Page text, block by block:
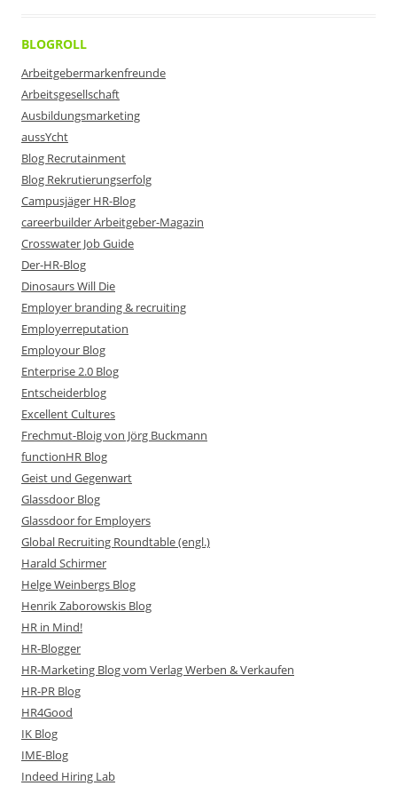
BLOGROLL
Arbeitgebermarkenfreunde
Arbeitsgesellschaft
Ausbildungsmarketing
aussYcht
Blog Recrutainment
Blog Rekrutierungserfolg
Campusjäger HR-Blog
careerbuilder Arbeitgeber-Magazin
Crosswater Job Guide
Der-HR-Blog
Dinosaurs Will Die
Employer branding & recruiting
Employerreputation
Employour Blog
Enterprise 2.0 Blog
Entscheiderblog
Excellent Cultures
Frechmut-Bloig von Jörg Buckmann
functionHR Blog
Geist und Gegenwart
Glassdoor Blog
Glassdoor for Employers
Global Recruiting Roundtable (engl.)
Harald Schirmer
Helge Weinbergs Blog
Henrik Zaborowskis Blog
HR in Mind!
HR-Blogger
HR-Marketing Blog vom Verlag Werben & Verkaufen
HR-PR Blog
HR4Good
IK Blog
IME-Blog
Indeed Hiring Lab